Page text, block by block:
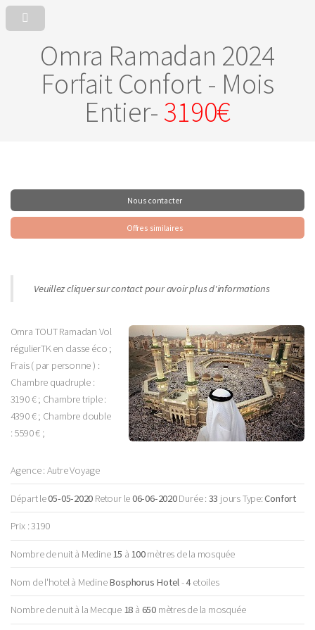
Omra Ramadan 2024
Forfait Confort - Mois
Entier-3190€
Nous contacter
Offres similaires
Veuillez cliquer sur contact pour avoir plus d'informations
Omra TOUT Ramadan Vol
régulierTK en classe éco ;
Frais ( par personne ) :
Chambre quadruple :
3190 € ; Chambre triple :
4390 € ; Chambre double
: 5590 € ;
Agence : Autre Voyage
Départ le05-05-2020 Retour le06-06-2020Durée : 33 jours Type:Confort
Prix : 3190
Nombre de nuit à Medine15 à 100mètres de la mosquée
Nom de l'hotel à MedineBosphorus Hotel -4etoiles
Nombre de nuit à la Mecque 18 à 650mètres de la mosquée